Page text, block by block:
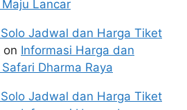
Lancar
Jadwal dan Harga Tiket
on Informasi Harga dan
Dharma Raya
Jadwal dan Harga Tiket